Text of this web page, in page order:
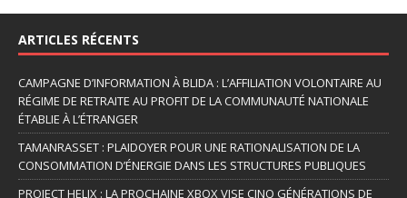
ARTICLES RÉCENTS
CAMPAGNE D’INFORMATION À BLIDA : L’AFFILIATION VOLONTAIRE AU
RÉGIME DE RETRAITE AU PROFIT DE LA COMMUNAUTÉ NATIONALE
ÉTABLIE À L’ÉTRANGER
TAMANRASSET : PLAIDOYER POUR UNE RATIONALISATION DE LA
CONSOMMATION D’ÉNERGIE DANS LES STRUCTURES PUBLIQUES
PROJECT HELIX : LA PROCHAINE XBOX VISE CINQ GÉNÉRATIONS DE